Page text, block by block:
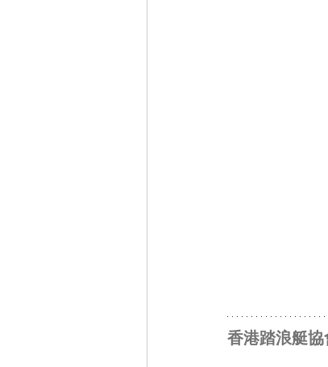
香港踏浪艇協